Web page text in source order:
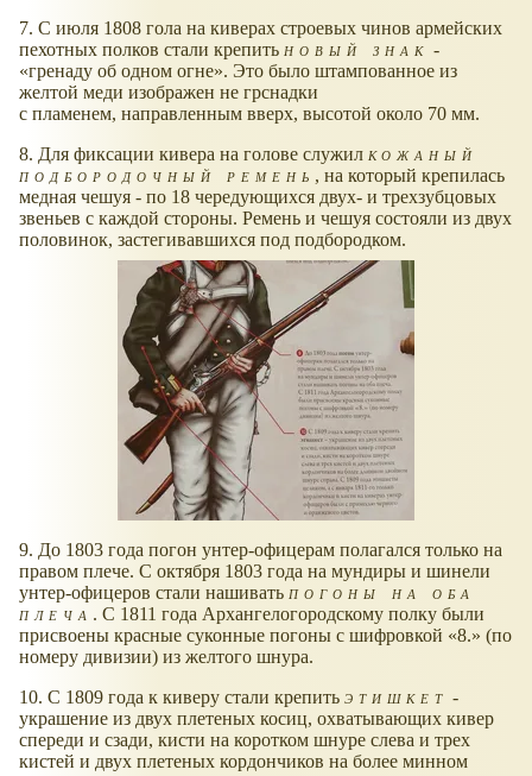
7. С июля 1808 гола на киверах строевых чинов армейских
пехотных полков стали крепить новый знак -
гренаду об одном огне . Это было штампованное из
желтой меди изображен не грснадки
с пламенем, направленным вверх, высотой около 70 мм.
8. Для фиксации кивера на голове служил кожаный
подбородочный ремень , на который крепилась
медная чешуя - по 18 чередующихся двух- и трехзубцовых
звеньев с каждой стороны. Ремень и чешуя состояли из двух
половинок, застегивавшихся под подбородком.
9. До 1803 года погон унтер-офицерам полагался только на
правом плече. С октября 1803 года на мундиры и шинели
унтер-офицеров стали нашивать погоны на оба
плеча . С 1811 года Архангелогородскому полку были
присвоены красные суконные погоны с шифровкой
8.
(по
номеру дивизии) из желтого шнура.
10. С 1809 года к киверу стали крепить этишкет -
украшение из двух плетеных косиц, охватывающих кивер
спереди и сзади, кисти на коротком шнуре слева и трех
кистей и двух плетеных кордончиков на более минном